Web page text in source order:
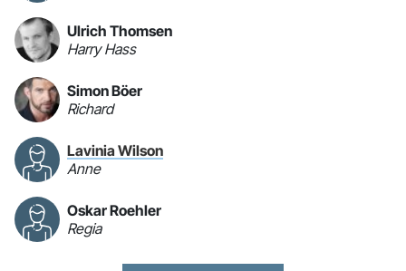
Ulrich Thomsen
Harry Hass
Simon Böer
Richard
Lavinia Wilson
Anne
Oskar Roehler
Regia